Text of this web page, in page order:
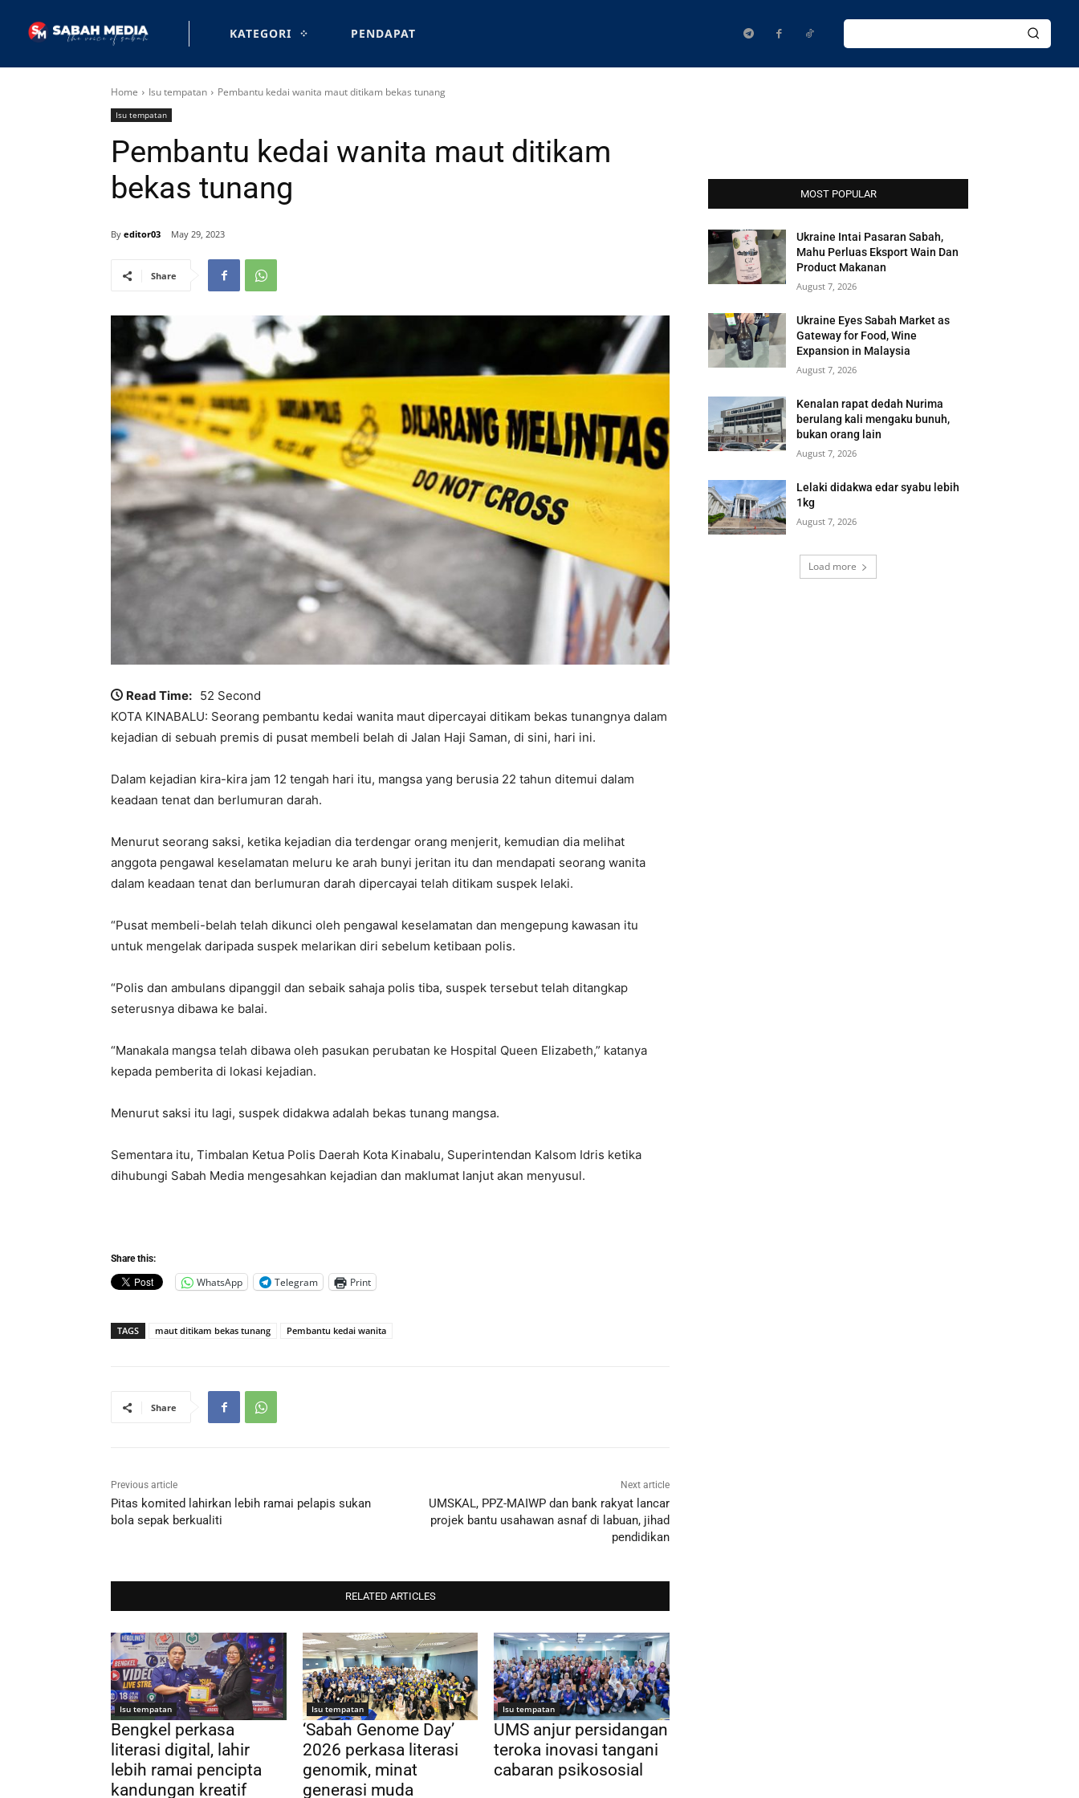
KATEGORI PENDAPAT
Home Isu tempatan Pembantu kedai wanita maut ditikam bekas tunang
Isu tempatan
Pembantu kedai wanita maut ditikam
bekas tunang
By editor03 May 29, 2023
Share
Read Time: 52 Second
KOTA KINABALU: Seorang pembantu kedai wanita maut dipercayai ditikam bekas tunangnya dalam
kejadian di sebuah premis di pusat membeli belah di Jalan Haji Saman, di sini, hari ini.
Dalam kejadian kira-kira jam 12 tengah hari itu, mangsa yang berusia 22 tahun ditemui dalam
keadaan tenat dan berlumuran darah.
Menurut seorang saksi, ketika kejadian dia terdengar orang menjerit, kemudian dia melihat
anggota pengawal keselamatan meluru ke arah bunyi jeritan itu dan mendapati seorang wanita
dalam keadaan tenat dan berlumuran darah dipercayai telah ditikam suspek lelaki.
“Pusat membeli-belah telah dikunci oleh pengawal keselamatan dan mengepung kawasan itu
untuk mengelak daripada suspek melarikan diri sebelum ketibaan polis.
“Polis dan ambulans dipanggil dan sebaik sahaja polis tiba, suspek tersebut telah ditangkap
seterusnya dibawa ke balai.
“Manakala mangsa telah dibawa oleh pasukan perubatan ke Hospital Queen Elizabeth,” katanya
kepada pemberita di lokasi kejadian.
Menurut saksi itu lagi, suspek didakwa adalah bekas tunang mangsa.
Sementara itu, Timbalan Ketua Polis Daerah Kota Kinabalu, Superintendan Kalsom Idris ketika
dihubungi Sabah Media mengesahkan kejadian dan maklumat lanjut akan menyusul.
Share this:
WhatsApp Telegram Print
TAGS maut ditikam bekas tunang Pembantu kedai wanita
Share
Previous article
Pitas komited lahirkan lebih ramai pelapis sukan
bola sepak berkualiti
Next article
UMSKAL, PPZ-MAIWP dan bank rakyat lancar
projek bantu usahawan asnaf di labuan, jihad
pendidikan
RELATED ARTICLES
Isu tempatan
Bengkel perkasa
literasi digital, lahir
lebih ramai pencipta
kandungan kreatif
Isu tempatan
‘Sabah Genome Day’
2026 perkasa literasi
genomik, minat
generasi muda
Isu tempatan
UMS anjur persidangan
teroka inovasi tangani
cabaran psikososial
MOST POPULAR
Ukraine Intai Pasaran Sabah,
Mahu Perluas Eksport Wain Dan
Product Makanan
August 7, 2026
Ukraine Eyes Sabah Market as
Gateway for Food, Wine
Expansion in Malaysia
August 7, 2026
Kenalan rapat dedah Nurima
berulang kali mengaku bunuh,
bukan orang lain
August 7, 2026
Lelaki didakwa edar syabu lebih
1kg
August 7, 2026
Load more